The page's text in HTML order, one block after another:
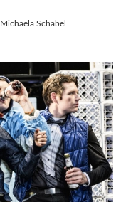
Michaela Schabel